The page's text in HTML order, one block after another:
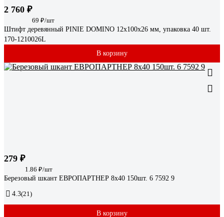
2 760 ₽
69 ₽/шт
Штифт деревянный PINIE DOMINO 12x100x26 мм, упаковка 40 шт.
170-1210026L
В корзину
279 ₽
1.86 ₽/шт
Березовый шкант ЕВРОПАРТНЕР 8х40 150шт. 6 7592 9
4.3(21)
В корзину